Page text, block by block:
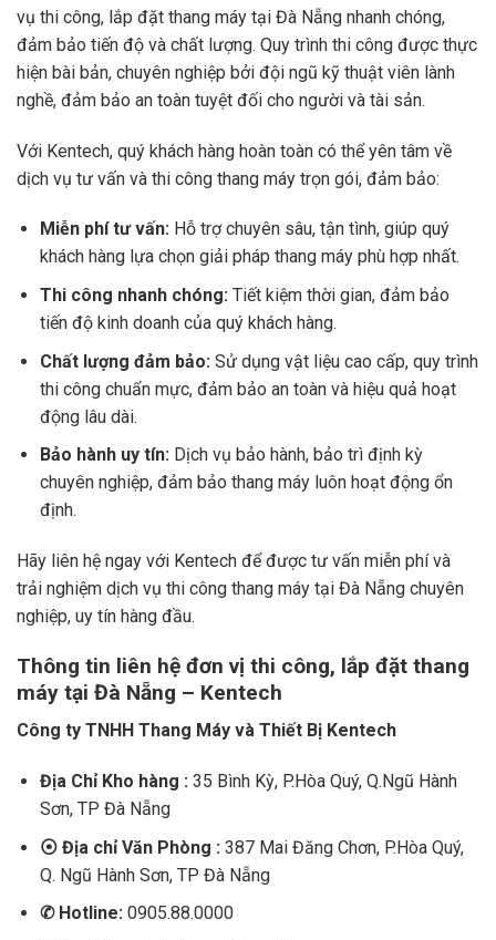
vụ thi công, lắp đặt thang máy tại Đà Nẵng nhanh chóng,
đảm bảo tiến độ và chất lượng. Quy trình thi công được thực
hiện bài bản, chuyên nghiệp bởi đội ngũ kỹ thuật viên lành
nghề, đảm bảo an toàn tuyệt đối cho người và tài sản.
Với Kentech, quý khách hàng hoàn toàn có thể yên tâm về
dịch vụ tư vấn và thi công thang máy trọn gói, đảm bảo:
Miễn phí tư vấn:Hỗ trợ chuyên sâu, tận tình, giúp quý
khách hàng lựa chọn giải pháp thang máy phù hợp nhất.
Thi công nhanh chóng:Tiết kiệm thời gian, đảm bảo
tiến độ kinh doanh của quý khách hàng.
Chất lượng đảm bảo: Sử dụng vật liệu cao cấp, quy trình
thi công chuẩn mực, đảm bảo an toàn và hiệu quả hoạt
động lâu dài.
Bảo hành uy tín:Dịch vụ bảo hành, bảo trì định kỳ
chuyên nghiệp, đảm bảo thang máy luôn hoạt động ổn
định.
Hãy liên hệ ngay với Kentech để được tư vấn miễn phí và
trải nghiệm dịch vụ thi công thang máy tại Đà Nẵng chuyên
nghiệp, uy tín hàng đầu.
Thông tin liên hệ đơn vị thi công, lắp đặt thang
máy tại Đà Nẵng – Kentech
Công ty TNHH Thang Máy và Thiết Bị Kentech
Địa Chỉ Kho hàng :35 Bình Kỳ, P.Hòa Quý, Q.Ngũ Hành
Sơn, TP Đà Nẵng
⦿Địa chỉ Văn Phòng : 387 Mai Đăng Chơn, P.Hòa Quý,
Q. Ngũ Hành Sơn, TP Đà Nẵng
✆Hotline:0905.88.0000